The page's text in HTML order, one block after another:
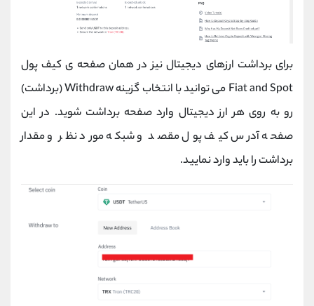
برای برداشت ارزهای دیجیتال نیز در همان صفحه ی کیف پول
Fiat and Spot می توانید با انتخاب گزینه Withdraw (برداشت)
رو به روی هر ارز دیجیتال وارد صفحه برداشت شوید. در این
صفحه آدرس کیف پول مقصد و شبکه مورد نظر و مقدار
برداشت را باید وارد نمایید.